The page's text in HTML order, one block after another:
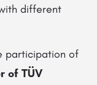
different
participation of
of TÜV